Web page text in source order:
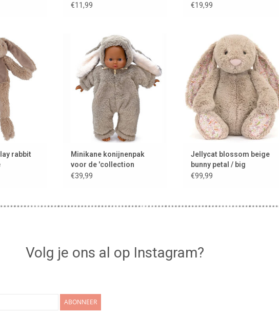
€11,99
€19,99
in flatstyle
Horse
rabbit
Tweedelig konijnenpakje voor de
babypoppen uit la Collection
Babies van Minikane
TOEVOEGEN AAN WINKELWAGEN
Minikane konijnenpak
voor de 'collection
babies'
€39,99
Een grote Jellycat bunny
TOEVOEGEN AAN WINKELWAGEN
Jellycat blossom beige
bunny petal / big
€99,99
Volg je ons al op Instagram?
ABONNEER